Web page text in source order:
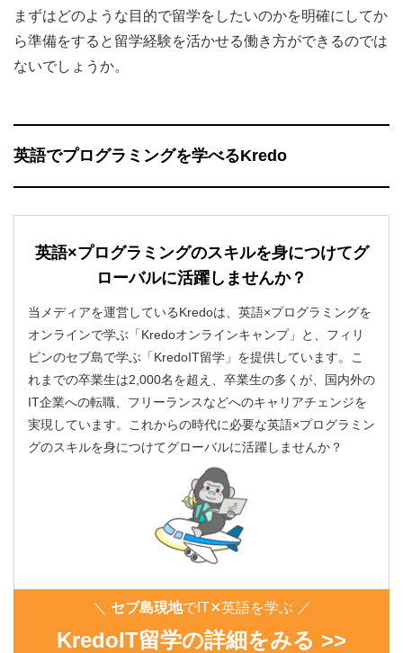
まずはどのような目的で留学をしたいのかを明確にしてか
ら準備をすると留学経験を活かせる働き方ができるのでは
ないでしょうか。
英語でプログラミングを学べるKredo
英語×プログラミングのスキルを身につけてグ
ローバルに活躍しませんか？
当メディアを運営しているKredoは、英語×プログラミングを
オンラインで学ぶ「Kredoオンラインキャンプ」と、フィリ
ピンのセブ島で学ぶ「KredoIT留学」を提供しています。こ
れまでの卒業生は2,000名を超え、卒業生の多くが、国内外の
IT企業への転職、フリーランスなどへのキャリアチェンジを
実現しています。これからの時代に必要な英語×プログラミン
グのスキルを身につけてグローバルに活躍しませんか？
＼ セブ島現地でIT✕英語を学ぶ ／
KredoIT留学の詳細をみる >>